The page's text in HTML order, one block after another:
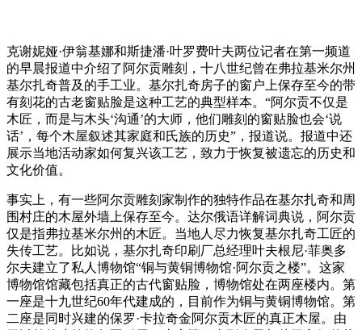
克谢妮娅·伊翁基娜和斯捷潘·叶罗费叶夫两位记者在第一频道
的早晨报道中介绍了阿尔贡雕刻，十八世纪曾在弗拉基米尔州
基尔扎奇普及的手工业。基尔扎奇房子的窗户上保存至今的带
有刻花的古老窗贴脸是这种工艺的典型样本。“阿尔贡不仅是
木匠，而是与木头‘沟通’的大师，他们雕刻的窗贴脸也会‘说
话’，每个木屋叙述其家庭和氏族的历史”，报道说。报道中还
展示当地活动家如何复兴该工艺，致力于恢复被遗忘的历史和
文化价值。
事实上，有一些阿尔贡雕刻家制作的独特作品在基尔扎奇和周
围村庄的木屋外墙上保存至今。达尔俄语详解词典说，阿尔贡
仅是指弗拉基米尔州的木匠。当地人尽力恢复基尔扎奇工匠的
失传工艺。比如说，基尔扎奇印刷厂总经理叶夫根尼·菲奥多
尔夫建立了私人博物馆“铜与黄铜博物馆·阿尔贡之楼”。这家
博物馆馆藏包括真正的古代窗贴脸，博物馆处在两座楼内。第
一座是十九世纪60年代建成的，目前作为铜与黄铜博物馆。第
二座是同时兴建的保罗·卡拉奇金阿尔贡木匠的真正木屋。由